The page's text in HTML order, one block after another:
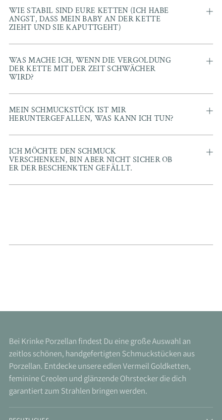
WIE STABIL SIND EURE KETTEN (ICH HABE
ANGST, DASS MEIN BABY AN DER KETTE
ZIEHT UND SIE KAPUTTGEHT)
WAS MACHE ICH, WENN DIE VERGOLDUNG
DER KETTE MIT DER ZEIT SCHWÄCHER
WIRD?
MEIN SCHMUCKSTÜCK IST MIR
HERUNTERGEFALLEN, WAS KANN ICH TUN?
ICH MÖCHTE DEN SCHMUCK
VERSCHENKEN, BIN ABER NICHT SICHER OB
ER DER BESCHENKTEN GEFÄLLT.
Bei Krinke Porzellan findest Du eine große Auswahl an
zeitlos schönen, handgefertigten Schmuckstücken aus
Porzellan. Entdecke unsere edlen Vermeil Goldketten,
feminine Creolen und glänzende Ohrstecker die dich
garantiert zum Strahlen bringen werden.